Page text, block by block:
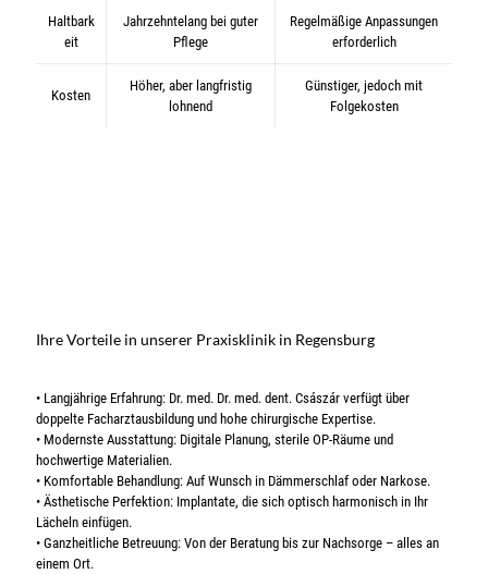
Haltbark
eit
Jahrzehntelang bei guter
Pflege
Regelmäßige Anpassungen
erforderlich
Kosten
Höher, aber langfristig
lohnend
Günstiger, jedoch mit
Folgekosten
Ihre Vorteile in unserer Praxisklinik in Regensburg
• Langjährige Erfahrung: Dr. med. Dr. med. dent. Császár verfügt über
doppelte Facharztausbildung und hohe chirurgische Expertise.
• Modernste Ausstattung: Digitale Planung, sterile OP-Räume und
hochwertige Materialien.
• Komfortable Behandlung: Auf Wunsch in Dämmerschlaf oder Narkose.
• Ästhetische Perfektion: Implantate, die sich optisch harmonisch in Ihr
Lächeln einfügen.
• Ganzheitliche Betreuung: Von der Beratung bis zur Nachsorge – alles an
einem Ort.